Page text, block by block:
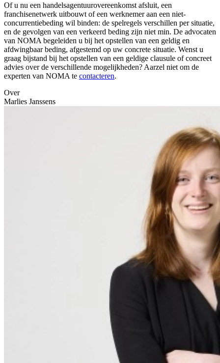
Of u nu een handelsagentuurovereenkomst afsluit, een
franchisenetwerk uitbouwt of een werknemer aan een niet-
concurrentiebeding wil binden: de spelregels verschillen per situatie,
en de gevolgen van een verkeerd beding zijn niet min. De advocaten
van NOMA begeleiden u bij het opstellen van een geldig en
afdwingbaar beding, afgestemd op uw concrete situatie. Wenst u
graag bijstand bij het opstellen van een geldige clausule of concreet
advies over de verschillende mogelijkheden? Aarzel niet om de
experten van NOMA te contacteren.
Over
Marlies Janssens